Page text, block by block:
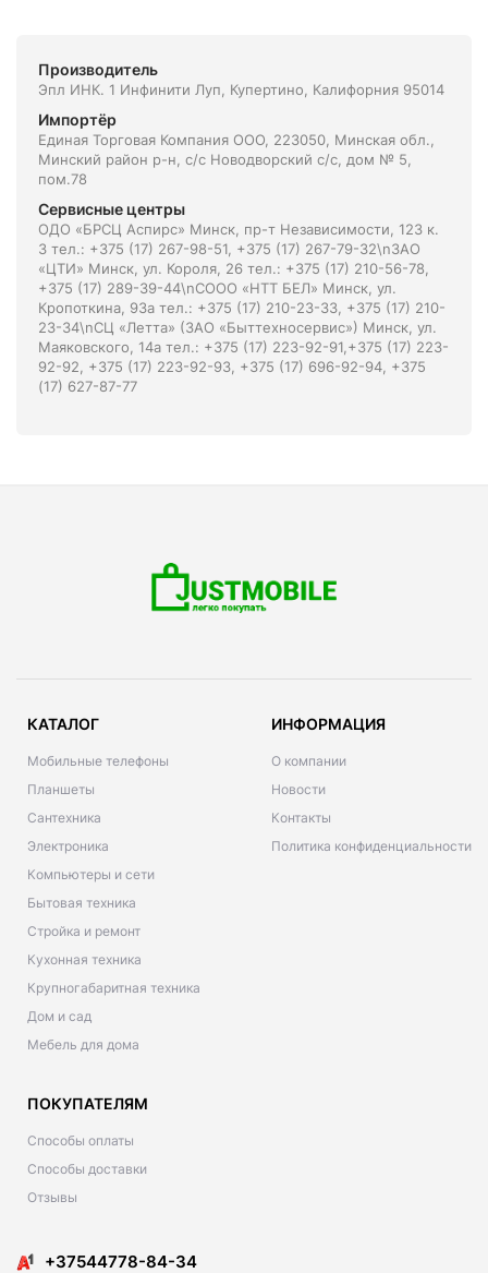
Производитель
Эпл ИНК. 1 Инфинити Луп, Купертино, Калифорния 95014
Импортёр
Единая Торговая Компания ООО, 223050, Минская обл.,
Минский район р-н, с/с Новодворский с/с, дом № 5,
пом.78
Сервисные центры
ОДО «БРСЦ Аспирс» Минск, пр-т Независимости, 123 к.
3 тел.: +375 (17) 267-98-51, +375 (17) 267-79-32\nЗАО
«ЦТИ» Минск, ул. Короля, 26 тел.: +375 (17) 210-56-78,
+375 (17) 289-39-44\nСООО «НТТ БЕЛ» Минск, ул.
Кропоткина, 93а тел.: +375 (17) 210-23-33, +375 (17) 210-
23-34\nСЦ «Летта» (ЗАО «Быттехносервис») Минск, ул.
Маяковского, 14а тел.: +375 (17) 223-92-91,+375 (17) 223-
92-92, +375 (17) 223-92-93, +375 (17) 696-92-94, +375
(17) 627-87-77
КАТАЛОГ
Мобильные телефоны
Планшеты
Сантехника
Электроника
Компьютеры и сети
Бытовая техника
Стройка и ремонт
Кухонная техника
Крупногабаритная техника
Дом и сад
Мебель для дома
ИНФОРМАЦИЯ
О компании
Новости
Контакты
Политика конфиденциальности
ПОКУПАТЕЛЯМ
Способы оплаты
Способы доставки
Отзывы
+37544778-84-34